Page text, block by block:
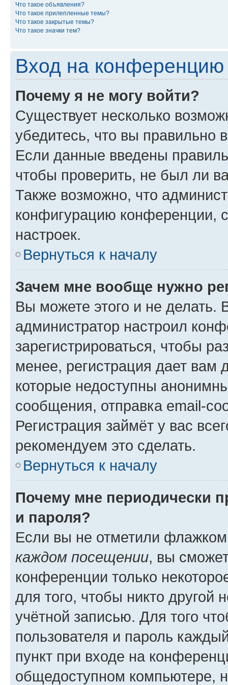
Что такое объявления?
Что такое прилепленные темы?
Что такое закрытые темы?
Что такое значки тем?
Вход на конференцию
Почему я не могу войти?
Существует несколько
убедитесь, что вы правильно
Если данные введены
чтобы проверить, не был ли
Также возможно, что
конфигурацию конференции,
настроек.
Вернуться к началу
Зачем мне вообще нужно
Вы можете этого и не делать.
администратор настроил
зарегистрироваться, чтобы
менее, регистрация дает вам
которые недоступны
сообщения, отправка email-
Регистрация займёт у вас
рекомендуем это сделать.
Вернуться к началу
Почему мне периодически
и пароля?
Если вы не отметили
каждом посещении, вы
конференции только
для того, чтобы никто другой
учётной записью. Для того
пользователя и пароль
пункт при входе на
общедоступном компьютере,